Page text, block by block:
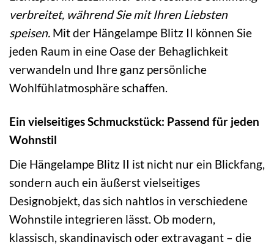
verbreitet, während Sie mit Ihren Liebsten
speisen. Mit der Hängelampe Blitz II können Sie
jeden Raum in eine Oase der Behaglichkeit
verwandeln und Ihre ganz persönliche
Wohlfühlatmosphäre schaffen.
Ein vielseitiges Schmuckstück: Passend für jeden
Wohnstil
Die Hängelampe Blitz II ist nicht nur ein Blickfang,
sondern auch ein äußerst vielseitiges
Designobjekt, das sich nahtlos in verschiedene
Wohnstile integrieren lässt. Ob modern,
klassisch, skandinavisch oder extravagant – die